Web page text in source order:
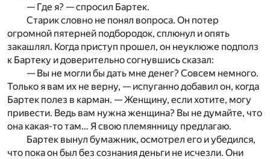
— Где я? — спросил Бартек.
Старик словно не понял вопроса. Он потер
огромной пятерней подбородок, сплюнул и опять
закашлял. Когда приступ прошел, он неуклюже подполз
к Бартеку и доверительно согнувшись сказал:
— Вы не могли бы дать мне денег? Совсем немного.
Только я вам их не верну, — испуганно добавил он, когда
Бартек полез в карман. — Женщину, если хотите, могу
привести. Ведь вам нужна женщина? Вы не думайте, что
она какая-то там… Я свою племянницу предлагаю.
Бартек вынул бумажник, осмотрел его и убедился,
что пока он был без сознания деньги не исчезли. Они